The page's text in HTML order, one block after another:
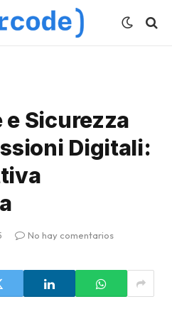
Sicurezza
Digitali:
No hay comentarios